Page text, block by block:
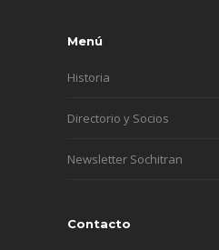
Menú
Historia
Directorio y Socios
Newsletter Sochitran
Contacto